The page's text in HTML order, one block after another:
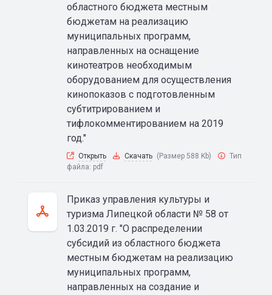
областного бюджета местным
бюджетам на реализацию
муниципальных программ,
направленных на оснащение
кинотеатров необходимым
оборудованием для осуществления
кинопоказов с подготовленным
субтитрированием и
тифлокомментированием на 2019
год."
Открыть Скачать (Размер 588 Kb)
Тип
файла: pdf
Приказ управления культуры и
туризма Липецкой области № 58 от
1.03.2019 г. "О распределении
субсидий из областного бюджета
местным бюджетам на реализацию
муниципальных программ,
направленных на создание и